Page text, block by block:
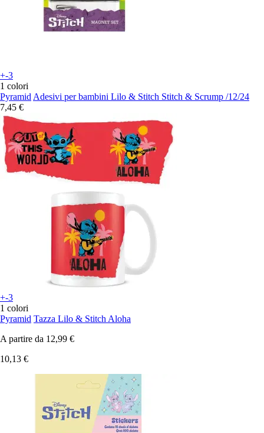
+-3
1 colori
Pyramid Adesivi per bambini Lilo & Stitch Stitch & Scrump /12/24
7,45 €
+-3
1 colori
Pyramid Tazza Lilo & Stitch Aloha
A partire da 12,99 €
10,13 €